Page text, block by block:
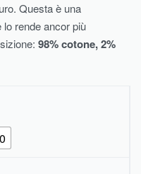
Questa è una
rende ancor più
98% cotone, 2%